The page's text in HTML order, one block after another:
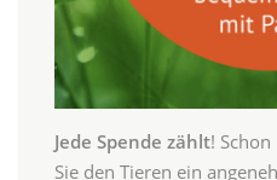
Jede Spende zählt!
Sie den Tieren ein